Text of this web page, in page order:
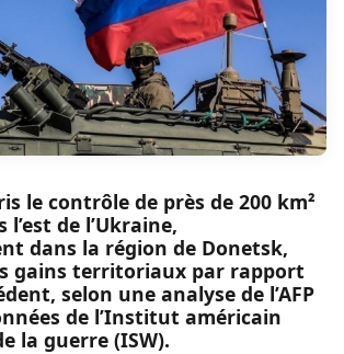
le contrôle de près de 200 km²
de l’Ukraine,
dans la région de Donetsk,
gains territoriaux par rapport
selon une analyse de l’AFP
de l’Institut américain
la guerre (ISW).